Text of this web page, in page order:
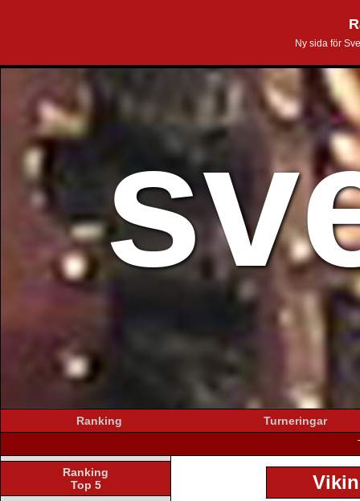
Ny sida för
Ranking
Turneringar
Ranking
Top 5